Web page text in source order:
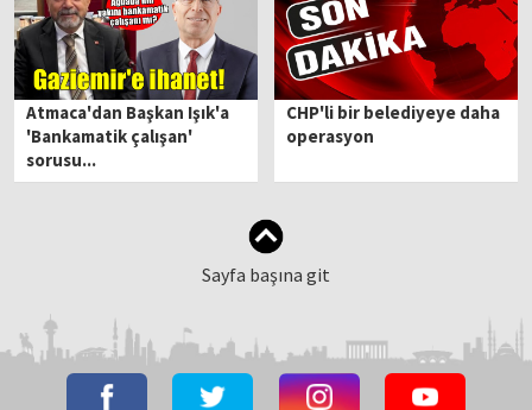
Atmaca'dan Başkan Işık'a
'Bankamatik çalışan'
sorusu...
CHP'li bir belediyeye daha
operasyon
Sayfa başına git